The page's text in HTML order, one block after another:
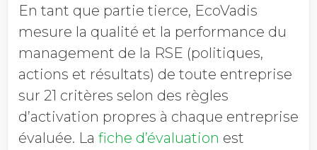
En tant que partie tierce, EcoVadis
mesure la qualité et la performance du
management de la RSE (politiques,
actions et résultats) de toute entreprise
sur 21 critères selon des règles
d’activation propres à chaque entreprise
évaluée. La fiche d’évaluation est